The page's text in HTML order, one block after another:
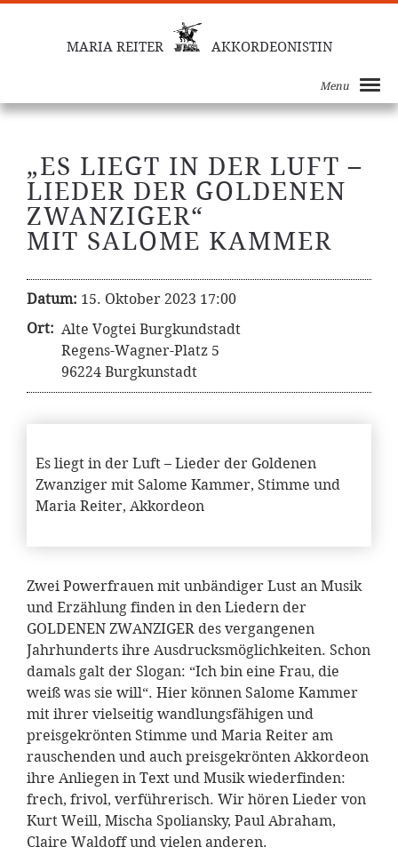
MARIA REITER AKKORDEONISTIN
Menu
„ES LIEGT IN DER LUFT –
LIEDER DER GOLDENEN
ZWANZIGER“
MIT SALOME KAMMER
Datum: 15. Oktober 2023 17:00
Ort: Alte Vogtei Burgkundstadt
Regens-Wagner-Platz 5
96224 Burgkunstadt
Es liegt in der Luft – Lieder der Goldenen
Zwanziger mit Salome Kammer, Stimme und
Maria Reiter, Akkordeon
Zwei Powerfrauen mit unbändiger Lust an Musik
und Erzählung finden in den Liedern der
GOLDENEN ZWANZIGER des vergangenen
Jahrhunderts ihre Ausdrucksmöglichkeiten. Schon
damals galt der Slogan: “Ich bin eine Frau, die
weiß was sie will“. Hier können Salome Kammer
mit ihrer vielseitig wandlungsfähigen und
preisgekrönten Stimme und Maria Reiter am
rauschenden und auch preisgekrönten Akkordeon
ihre Anliegen in Text und Musik wiederfinden:
frech, frivol, verführerisch. Wir hören Lieder von
Kurt Weill, Mischa Spoliansky, Paul Abraham,
Claire Waldoff und vielen anderen.